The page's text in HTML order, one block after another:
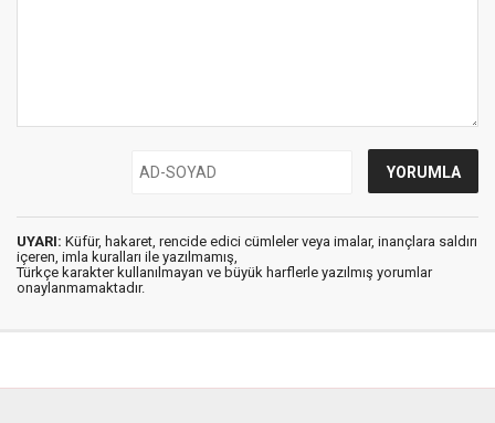
UYARI: Küfür, hakaret, rencide edici cümleler veya imalar, inançlara saldırı
içeren, imla kuralları ile yazılmamış,
Türkçe karakter kullanılmayan ve büyük harflerle yazılmış yorumlar
onaylanmamaktadır.